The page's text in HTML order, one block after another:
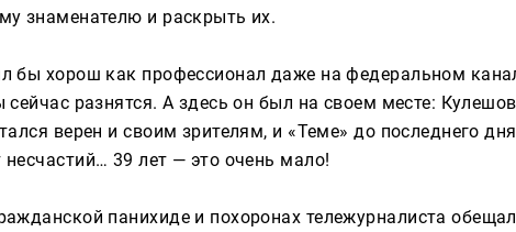
знаменателю и раскрыть их.
бы хорош как профессионал даже на федеральном
сейчас разнятся. А здесь он был на своем месте:
верен и своим зрителям, и «Теме» до последнего
несчастий… 39 лет — это очень мало!
панихиде и похоронах тележурналиста